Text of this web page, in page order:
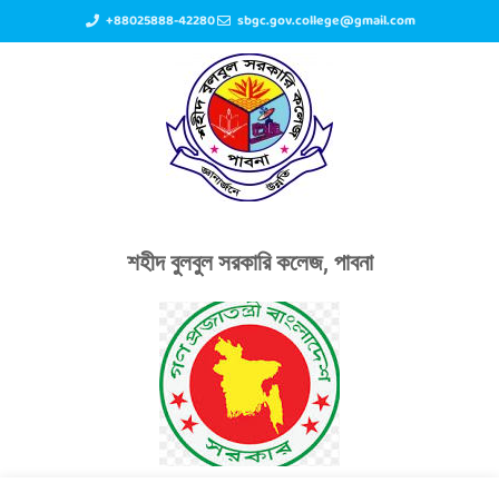
+88025888-42280 sbgc.gov.college@gmail.com
শহীদ বুলবুল সরকারি কলেজ, পাবনা